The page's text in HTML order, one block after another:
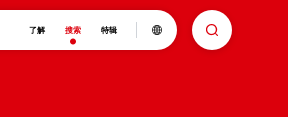
了解 搜索 特辑